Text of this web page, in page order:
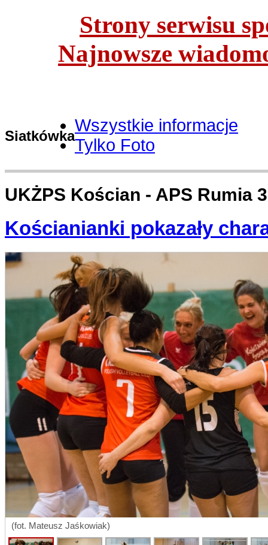
Strony serwisu
Najnowsze
Siatkówka
Wszystkie informacje
Tylko Foto
UKŻPS Kościan - APS Rumia
Kościanianki pokazały
(fot. Mateusz Jaśkowiak)